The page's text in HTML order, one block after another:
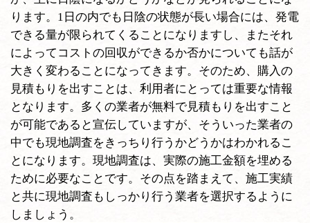
ります。1日の内でも日陰の状態が長い場合には、発電
できる量が限られてくることになりますし、またそれ
によってコストの回収ができるか否かについても話が
大きく変わることになってきます。そのため、購入の
見積もりを出すことは、利用者にとっては重要な情報
となります。多くの業者が無料で見積もりを出すこと
が可能であると宣伝していますが、そういった業者の
中でも現地調査をきっちり行うかどうかはわかれるこ
とになります。現地調査は、実際の施工金額を埋める
ために必要なことです。その点を踏まえて、施工実績
と共に現地調査もしっかり行う業者を選択するように
しましょう。